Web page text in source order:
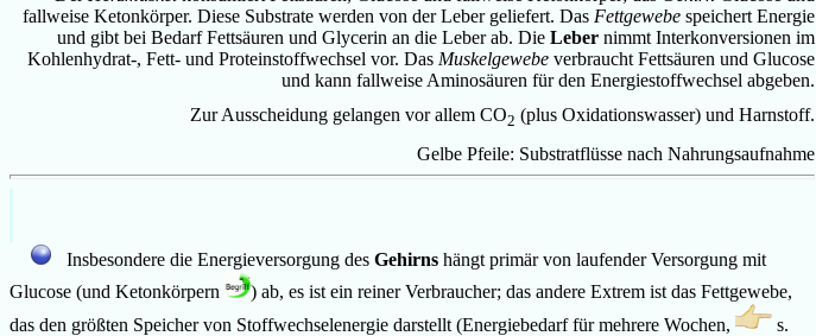
fallweise Ketonkörper. Diese Substrate werden von der Leber geliefert. Das Fettgewebe speichert Energie
und gibt bei Bedarf Fettsäuren und Glycerin an die Leber ab. Die Leber nimmt Interkonversionen im
Kohlenhydrat-, Fett- und Proteinstoffwechsel vor. Das Muskelgewebe verbraucht Fettsäuren und Glucose
und kann fallweise Aminosäuren für den Energiestoffwechsel abgeben.
Zur Ausscheidung gelangen vor allem CO2 (plus Oxidationswasser) und Harnstoff.
Gelbe Pfeile: Substratflüsse nach Nahrungsaufnahme
Insbesondere die Energieversorgung des Gehirns hängt primär von laufender Versorgung mit
Glucose (und Ketonkörpern
) ab, es ist ein reiner Verbraucher; das andere Extrem ist das Fettgewebe,
das den größten Speicher von Stoffwechselenergie darstellt (Energiebedarf für mehrere Wochen,
s.